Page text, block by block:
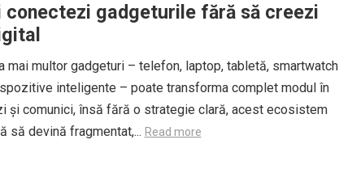
conectezi gadgeturile fără să creezi
mai multor gadgeturi – telefon, laptop, tabletă, smartwatch
inteligente – poate transforma complet modul în
și comunici, însă fără o strategie clară, acest ecosistem
să devină fragmentat,... Read more